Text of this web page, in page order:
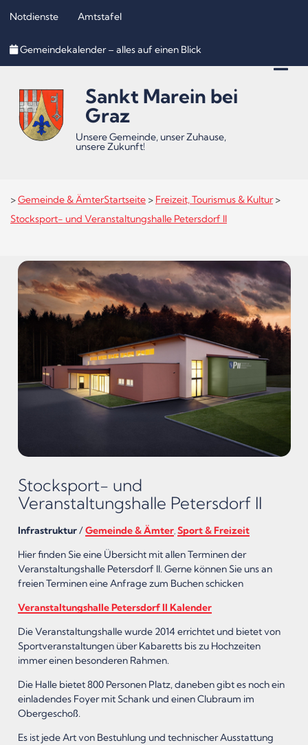
(Accesskey
(Accesskey
2)
(Accesskey
3)
Notdienste Amtstafel
Gemeindekalender – alles auf einen Blick
Sankt Marein bei
Graz
Unsere Gemeinde, unser Zuhause,
unsere Zukunft!
>Gemeinde & ÄmterStartseite > Freizeit, Tourismus & Kultur>
Stocksport- und Veranstaltungshalle Petersdorf II
Stocksport- und
Veranstaltungshalle Petersdorf II
Infrastruktur/Gemeinde & Ämter, Sport & Freizeit
Hier finden Sie eine Übersicht mit allen Terminen der
Veranstaltungshalle Petersdorf II. Gerne können Sie uns an
freien Terminen eine Anfrage zum Buchen schicken
Veranstaltungshalle Petersdorf II Kalender
Die Veranstaltungshalle wurde 2014 errichtet und bietet von
Sportveranstaltungen über Kabaretts bis zu Hochzeiten
immer einen besonderen Rahmen.
Die Halle bietet 800 Personen Platz, daneben gibt es noch ein
einladendes Foyer mit Schank und einen Clubraum im
Obergeschoß.
Es ist jede Art von Bestuhlung und technischer Ausstattung